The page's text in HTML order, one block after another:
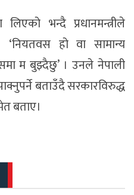
भन्दै प्रधानमन्त्रीले
हो वा सामान्य
म बुझ्दैछु’ । उनले नेपाली
बताउँदै सरकारविरुद्ध
बताए।